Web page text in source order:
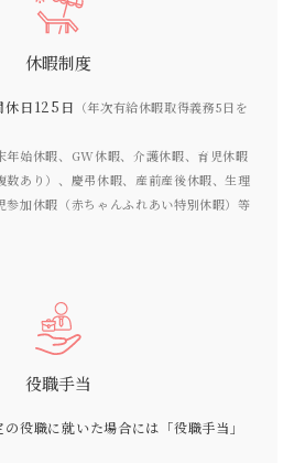
休暇制度
休日125日 （年次有給休暇取得義務5日を
年始休暇、GW休暇、介護休暇、育児休暇
数あり）、慶弔休暇、産前産後休暇、生理
参加休暇（赤ちゃんふれあい特別休暇）等
役職手当
役職に就いた場合には「役職手当」